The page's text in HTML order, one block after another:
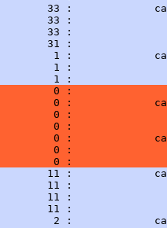
33 :
33 :
33 :
31 :
1 :
1 :
1 :
0 :
0 :
0 :
0 :
0 :
0 :
0 :
11 :
11 :
11 :
11 :
2 :